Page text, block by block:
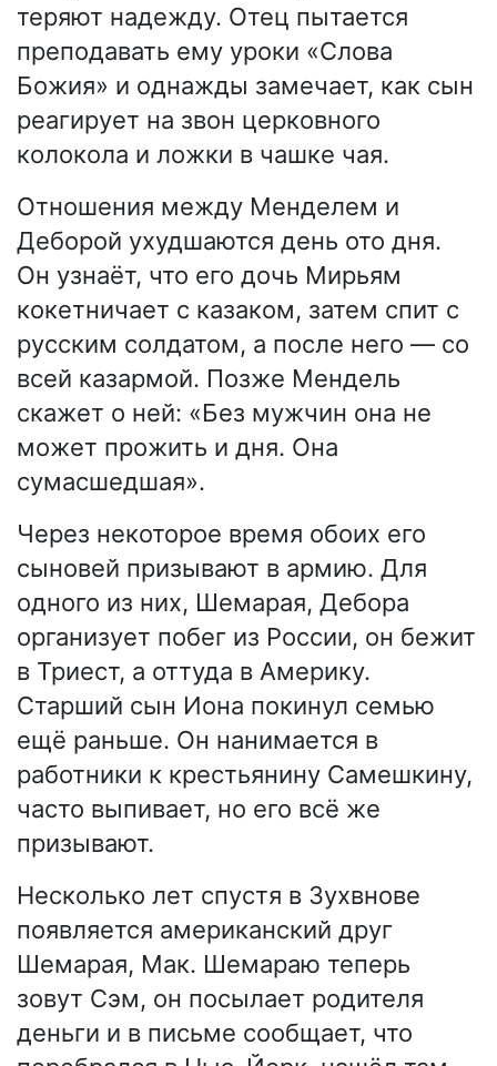
теряют надежду. Отец пытается
преподавать ему уроки «Слова
Божия» и однажды замечает, как сын
реагирует на звон церковного
колокола и ложки в чашке чая.
Отношения между Менделем и
Деборой ухудшаются день ото дня.
Он узнаёт, что его дочь Мирьям
кокетничает с казаком, затем спит с
русским солдатом, а после него — со
всей казармой. Позже Мендель
скажет о ней: «Без мужчин она не
может прожить и дня. Она
сумасшедшая».
Через некоторое время обоих его
сыновей призывают в армию. Для
одного из них, Шемарая, Дебора
организует побег из России, он бежит
в Триест, а оттуда в Америку.
Старший сын Иона покинул семью
ещё раньше. Он нанимается в
работники к крестьянину Самешкину,
часто выпивает, но его всё же
призывают.
Несколько лет спустя в Зухвнове
появляется американский друг
Шемарая, Мак. Шемараю теперь
зовут Сэм, он посылает родителя
деньги и в письме сообщает, что